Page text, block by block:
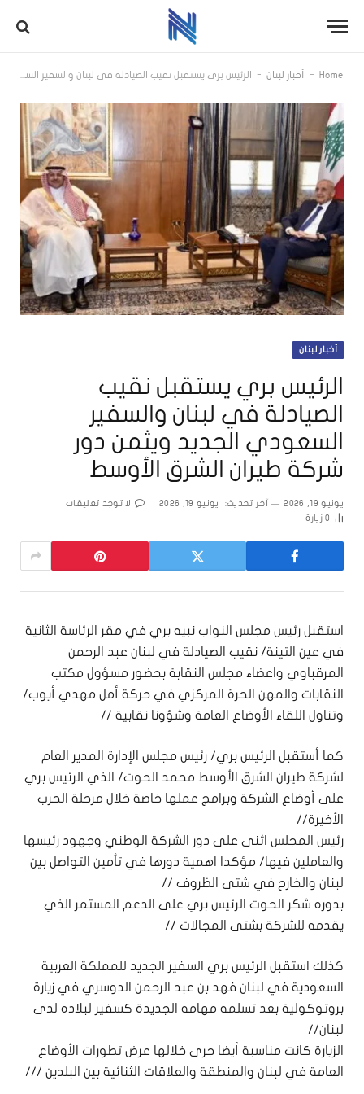
Home
- أخبار لبنان - الرئيس بري يستقبل نقيب الصيادلة في لبنان والسفير السعودي الجديد ويثمن دور شركة طيران الشرق الأوسط
أخبار لبنان
الرئيس بري يستقبل نقيب
الصيادلة في لبنان والسفير
السعودي الجديد ويثمن دور
شركة طيران الشرق الأوسط
يونيو 19, 2026 آخر تحديث: يونيو 19, 2026
لا توجد تعليقات
0 زيارة
استقبل رئيس مجلس النواب نبيه بري في مقر الرئاسة الثانية
في عين التينة/ نقيب الصيادلة في لبنان عبد الرحمن
المرقباوي واعضاء مجلس النقابة بحضور مسؤول مكتب
النقابات والمهن الحرة المركزي في حركة أمل مهدي أيوب/
وتناول اللقاء الأوضاع العامة وشؤونا نقابية //
كما أستقبل الرئيس بري/ رئيس مجلس الإدارة المدير العام
لشركة طيران الشرق الأوسط محمد الحوت/ الذي الرئيس بري
على أوضاع الشركة وبرامج عملها خاصة خلال مرحلة الحرب
الأخيرة//
رئيس المجلس اثنى على دور الشركة الوطني وجهود رئيسها
والعاملين فيها/ مؤكدا اهمية دورها في تأمين التواصل بين
لبنان والخارح في شتى الظروف //
بدوره شكر الحوت الرئيس بري على الدعم المستمر الذي
يقدمه للشركة بشتى المجالات //
كذلك استقبل الرئيس بري السفير الجديد للمملكة العربية
السعودية في لبنان فهد بن عبد الرحمن الدوسري في زيارة
بروتوكولية بعد تسلمه مهامه الجديدة كسفير لبلاده لدى
لبنان//
الزيارة كانت مناسبة أيضا جرى خلالها عرض تطورات الأوضاع
العامة في لبنان والمنطقة والعلاقات الثنائية بين البلدين ///